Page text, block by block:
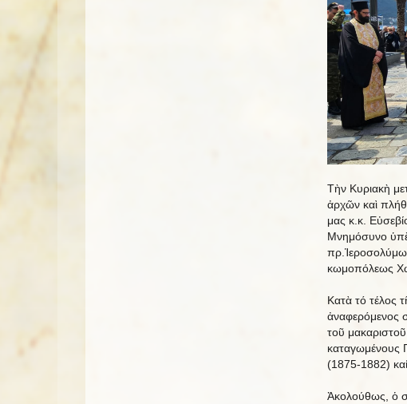
Τὴν Κυριακὴ
ἀρχῶν καὶ
μας κ.κ.
Μνημόσυνο
κωμοπόλεως
Κατὰ τό τέλος
ἀναφερόμενος
τοῦ
καταγωμένους
(1875-1882)
Ἀκολούθως, ὁ